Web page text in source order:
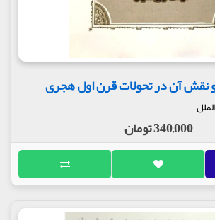
نقش آن در تحولات قرن اول هجری
340,000 تومان